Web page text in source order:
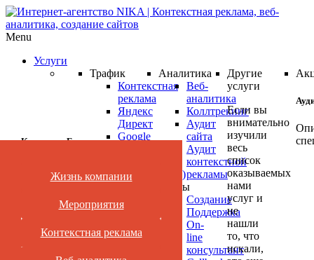
Menu
Услуги
Трафик
Контекстная
реклама
Яндекс
Директ
Google
(ремаркетинг)
соцсетях
реклама
Аналитика
Веб-
аналитика
Коллтрекинг
Аудит
сайта
Аудит
контекстной
рекламы
Сайты
Создание
Поддержка
On-
line
консультант
Другие
услуги
Если вы
внимательно
изучили
весь
список
оказываемых
нами
услуг и
не
нашли
то, что
искали,
Категории Блога
Жизнь компании
Мероприятия
Контекстная реклама
Нет времени читать?
Подпишись
Нет времени